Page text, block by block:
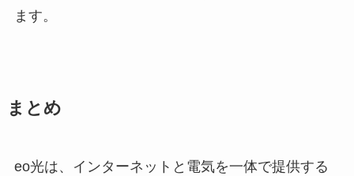
ます。
まとめ
eo光は、インターネットと電気を一体で提供する